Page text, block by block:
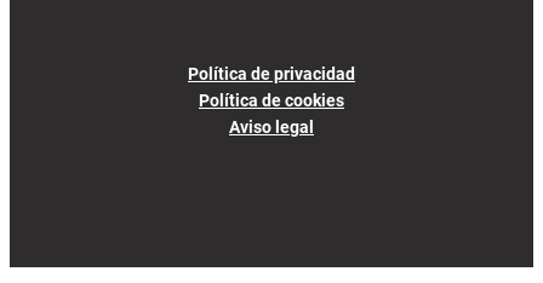
Política de privacidad
Política de cookies
Aviso legal